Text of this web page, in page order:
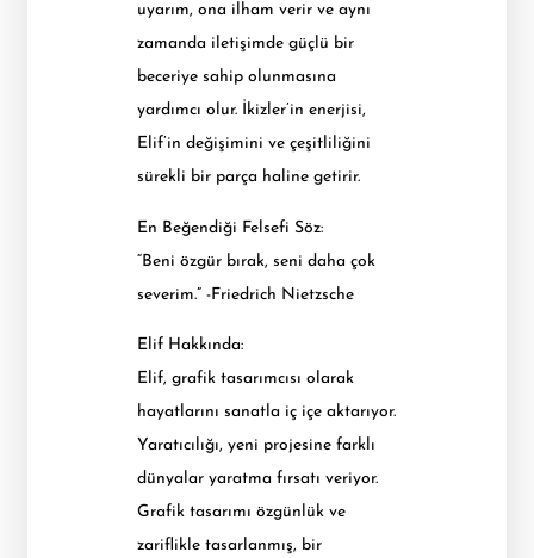
uyarım, ona ilham verir ve aynı
zamanda iletişimde güçlü bir
beceriye sahip olunmasına
yardımcı olur. İkizler’in enerjisi,
Elif’in değişimini ve çeşitliliğini
sürekli bir parça haline getirir.
En Beğendiği Felsefi Söz:
“Beni özgür bırak, seni daha çok
severim.” -Friedrich Nietzsche
Elif Hakkında:
Elif, grafik tasarımcısı olarak
hayatlarını sanatla iç içe aktarıyor.
Yaratıcılığı, yeni projesine farklı
dünyalar yaratma fırsatı veriyor.
Grafik tasarımı özgünlük ve
zariflikle tasarlanmış, bir